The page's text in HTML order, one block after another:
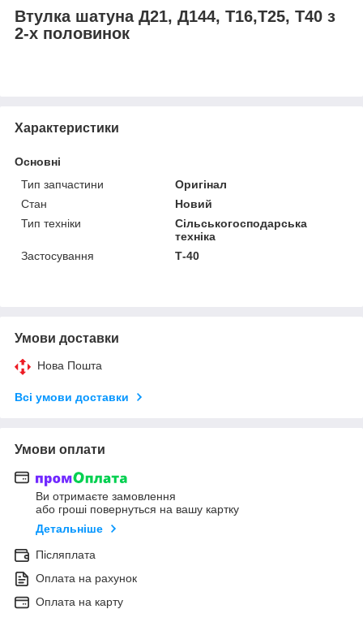
Втулка шатуна Д21, Д144, Т16,Т25, Т40 з
2-х половинок
Характеристики
Основні
Тип запчастини
Оригінал
Стан
Новий
Тип техніки
Сільськогосподарська
техніка
Застосування
Т-40
Умови доставки
Нова Пошта
Всі умови доставки
Умови оплати
Ви отримаєте замовлення
або гроші повернуться на вашу картку
Детальніше
Післяплата
Оплата на рахунок
Оплата на карту